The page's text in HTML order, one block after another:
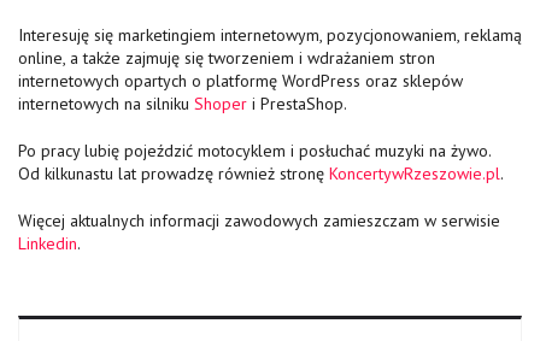
Interesuję się marketingiem internetowym, pozycjonowaniem, reklamą
online, a także zajmuję się tworzeniem i wdrażaniem stron
internetowych opartych o platformę WordPress oraz sklepów
internetowych na silniku Shoper i PrestaShop.
Po pracy lubię pojeździć motocyklem i posłuchać muzyki na żywo.
Od kilkunastu lat prowadzę również stronę KoncertywRzeszowie.pl.
Więcej aktualnych informacji zawodowych zamieszczam w serwisie
Linkedin.